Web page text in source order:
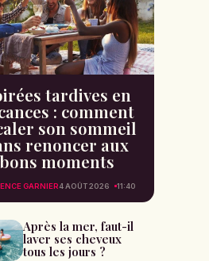
tardives en
: comment
son sommeil
renoncer aux
bons moments
GARNIER4 AOÛT 2026 11:40
Après la mer, faut-il
laver ses cheveux
tous les jours ?